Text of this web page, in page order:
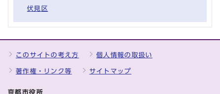
伏見区
このサイトの考え方 個人情報の取扱い
著作権・リンク等 サイトマップ
京都市役所